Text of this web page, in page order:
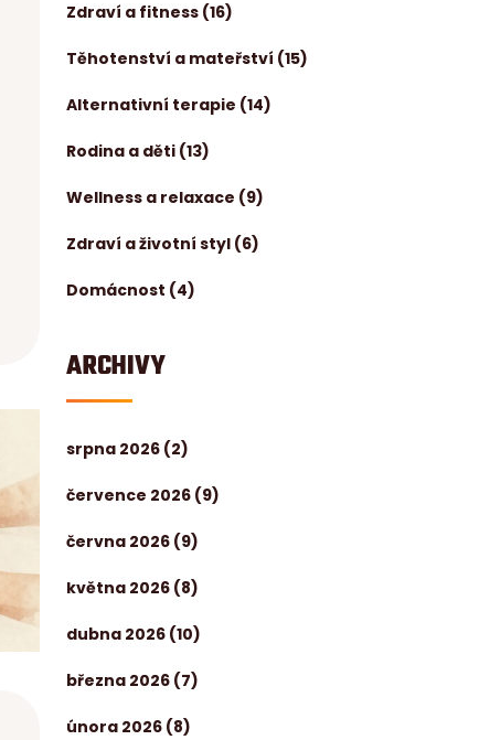
Zdraví a fitness (16)
Těhotenství a mateřství (15)
Alternativní terapie (14)
Rodina a děti (13)
Wellness a relaxace (9)
Zdraví a životní styl (6)
Domácnost (4)
ARCHIVY
srpna 2026 (2)
července 2026 (9)
června 2026 (9)
května 2026 (8)
dubna 2026 (10)
března 2026 (7)
února 2026 (8)